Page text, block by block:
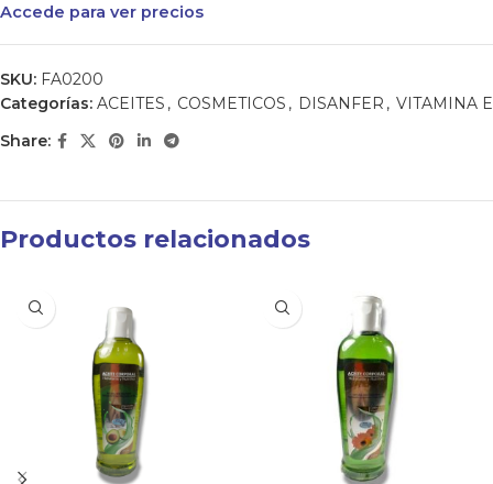
Accede para ver precios
SKU: FA0200
Categorías: ACEITES , COSMETICOS , DISANFER , VITAMINA E
Share:
Productos relacionados